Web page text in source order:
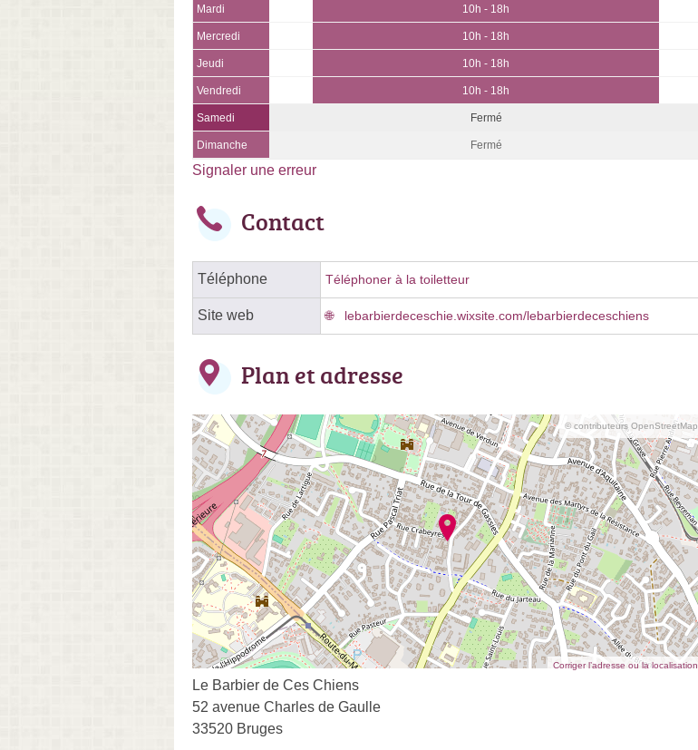
Mardi 10h - 18h
Mercredi 10h - 18h
Jeudi 10h - 18h
Vendredi 10h - 18h
Samedi Fermé
Dimanche Fermé
Signaler une erreur
Contact
Téléphone Téléphoner à la toiletteur
Site web lebarbierdeceschie.wixsite.com/lebarbierdeceschiens
Plan et adresse
© contributeurs OpenStreetMap
Corriger l’adresse ou la localisation
Le Barbier de Ces Chiens
52 avenue Charles de Gaulle
33520 Bruges